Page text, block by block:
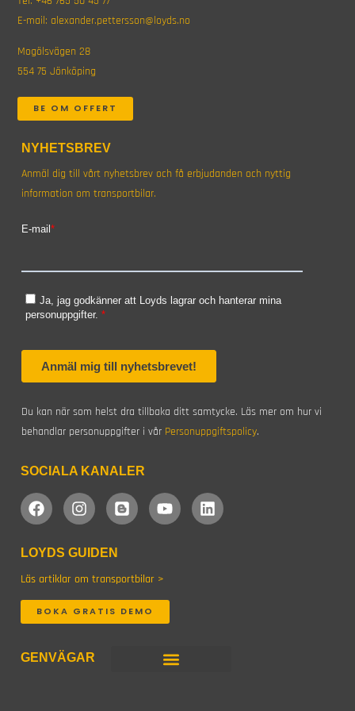
E-mail: alexander.pettersson@loyds.no
Mogölsvägen 28
554 75 Jönköping
BE OM OFFERT
NYHETSBREV
Anmäl dig till vårt nyhetsbrev och få erbjudanden och nyttig
information om transportbilar.
Du kan när som helst dra tillbaka ditt samtycke. Läs mer om hur vi
behandlar personuppgifter i vår Personuppgiftspolicy.
SOCIALA KANALER
F
a
c
e
b
o
k
I
n
s
t
a
g
a
m
B
l
o
e
Y
o
u
L
i
n
LOYDS GUIDEN
Läs artiklar om transportbilar >
BOKA GRATIS DEMO
GENVÄGAR